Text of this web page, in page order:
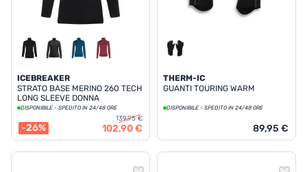
ICEBREAKER
STRATO BASE MERINO 260 TECH
LONG SLEEVE DONNA
DISPONIBILE - SPEDITO IN 24/48 ORE
-26%
139,95 €
102,90 €
THERM-IC
GUANTI TOURING WARM
DISPONIBILE - SPEDITO IN 24/48 ORE
89,95 €